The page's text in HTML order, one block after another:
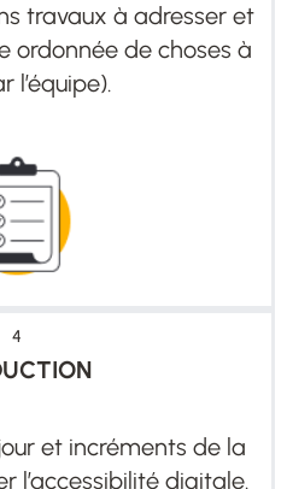
travaux à adresser et
ordonnée de choses à
l’équipe).
4
et incréments de la
l’accessibilité digitale.